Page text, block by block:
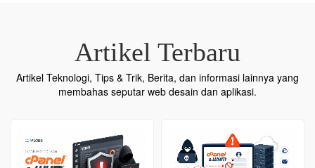
Artikel Terbaru
Artikel Teknologi, Tips & Trik, Berita, dan informasi lainnya yang
membahas seputar web desain dan aplikasi.